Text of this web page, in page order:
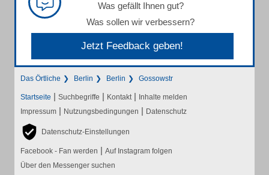
Was gefällt Ihnen gut?
Was sollen wir verbessern?
Jetzt Feedback geben!
Das Örtliche Berlin Berlin Gossowstr
Startseite | Suchbegriffe | Kontakt | Inhalte melden
Impressum | Nutzungsbedingungen | Datenschutz
Datenschutz-Einstellungen
Facebook - Fan werden | Auf Instagram folgen
Über den Messenger suchen